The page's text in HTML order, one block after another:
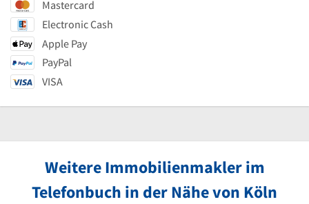
Mastercard
Electronic Cash
Apple Pay
PayPal
VISA
Weitere Immobilienmakler im
Telefonbuch in der Nähe von Köln